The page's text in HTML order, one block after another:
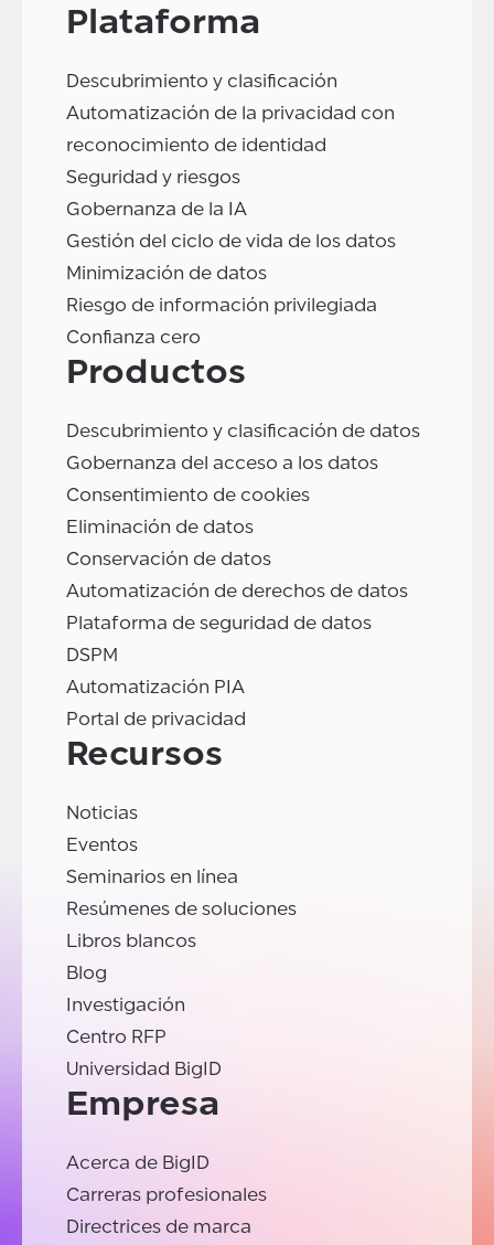
Plataforma
Descubrimiento y clasificación
Automatización de la privacidad con
reconocimiento de identidad
Seguridad y riesgos
Gobernanza de la IA
Gestión del ciclo de vida de los datos
Minimización de datos
Riesgo de información privilegiada
Confianza cero
Productos
Descubrimiento y clasificación de datos
Gobernanza del acceso a los datos
Consentimiento de cookies
Eliminación de datos
Conservación de datos
Automatización de derechos de datos
Plataforma de seguridad de datos
DSPM
Automatización PIA
Portal de privacidad
Recursos
Noticias
Eventos
Seminarios en línea
Resúmenes de soluciones
Libros blancos
Blog
Investigación
Centro RFP
Universidad BigID
Empresa
Acerca de BigID
Carreras profesionales
Directrices de marca